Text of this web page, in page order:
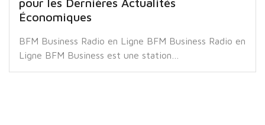
Économiques
BFM Business Radio en Ligne BFM Business Radio en
Ligne BFM Business est une station…